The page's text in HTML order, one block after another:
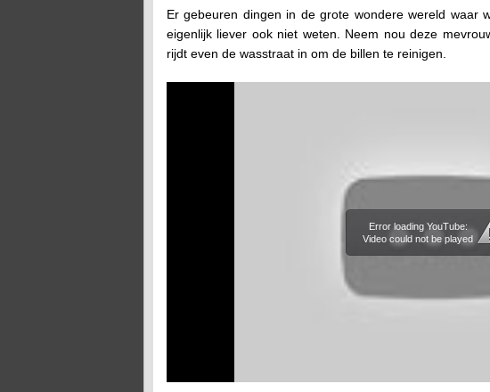
Er gebeuren dingen in de grote wondere wereld waar
eigenlijk liever ook niet weten. Neem nou deze
rijdt even de wasstraat in om de billen te reinigen.
Error loading YouTube:
Video could not be played